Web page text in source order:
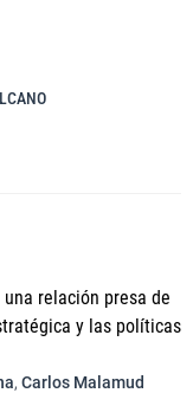
una relación presa de
y las políticas
, Carlos Malamud